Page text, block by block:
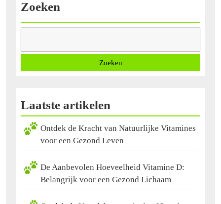
Zoeken
Zoeken
Laatste artikelen
Ontdek de Kracht van Natuurlijke Vitamines
voor een Gezond Leven
De Aanbevolen Hoeveelheid Vitamine D:
Belangrijk voor een Gezond Lichaam